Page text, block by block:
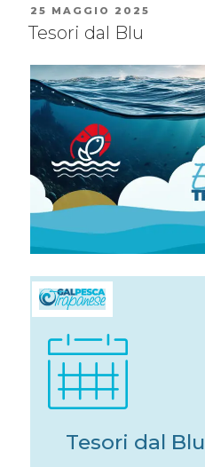
25 MAGGIO 2025
Tesori dal Blu
Tesori dal Blu